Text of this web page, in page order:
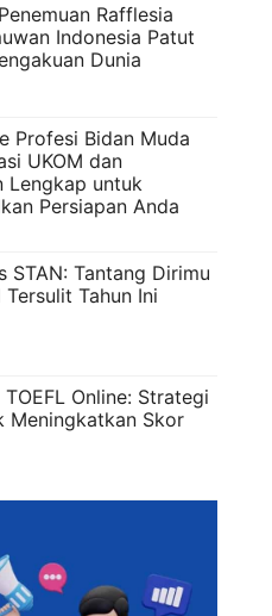
Rafflesia
Indonesia Patut
Dunia
Profesi Bidan Muda
UKOM dan
Lengkap untuk
Persiapan Anda
STAN: Tantang Dirimu
Tahun Ini
Online: Strategi
Meningkatkan Skor